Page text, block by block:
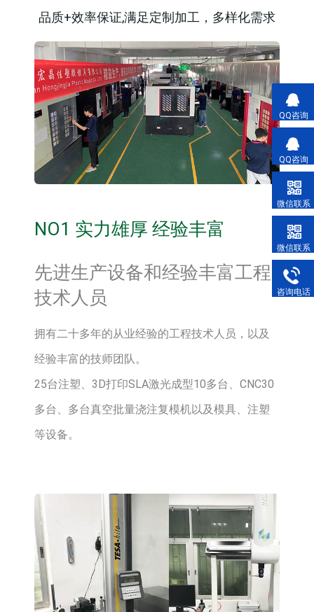
品质+效率保证,满足定制加工，多样化需求
NO1 实力雄厚 经验丰富
先进生产设备和经验丰富工程
技术人员
拥有二十多年的从业经验的工程技术人员，以及
经验丰富的技师团队。
25台注塑、3D打印SLA激光成型10多台、CNC30
多台、多台真空批量浇注复模机以及模具、注塑
等设备。
QQ咨询
QQ咨询
微信联系
微信联系
咨询电话